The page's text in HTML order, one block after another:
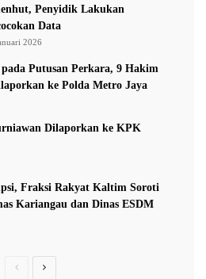
Penyidik Lakukan
Data
2026
Putusan Perkara, 9 Hakim
ke Polda Metro Jaya
Dilaporkan ke KPK
Fraksi Rakyat Kaltim Soroti
Kariangau dan Dinas ESDM